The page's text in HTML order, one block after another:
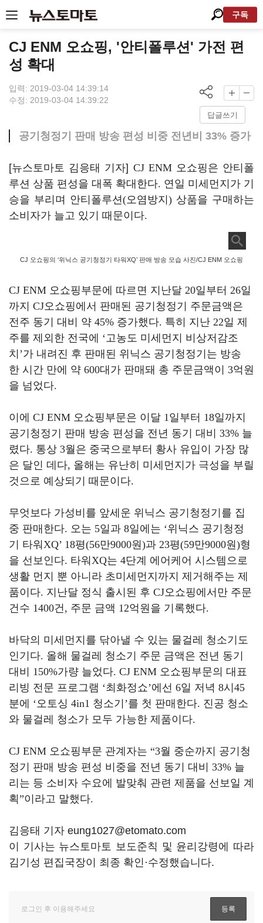
구독
CJ ENM 오쇼핑, '안티폴루션' 가전 편
성 확대
입력: 2019-03-04 14:39:14
수정: 2019-03-04 14:39:22
답글쓰기
공기청정기 판매 방송 편성 비중 전년비 33% 증가
[뉴스토마토 김응태 기자] CJ ENM 오쇼핑은 안티폴
루션 상품 편성을 대폭 확대한다. 연일 미세먼지가 기
승을 부리며 안티폴루션(오염방지 ) 상품을 구매하는
소비자가 늘고 있기 때문이다.
CJ 오쇼핑의 ‘위닉스 공기청정기 타워XQ’ 판매 방송 모습 사진/CJ ENM 오쇼핑
CJ ENM 오쇼핑부문에 따르면 지난달 20일부터 26일
까지 CJ오쇼핑에서 판매된 공기청정기 주문금액은
전주 동기 대비 약 45% 증가했다. 특히 지난 22일 제
주를 제외한 전국에 ‘고농도 미세먼지 비상저감조
치 ’가 내려진 후 판매된 위닉스 공기청정기는 방송
한 시간 만에 약 600대가 판매돼 총 주문금액이 3억원
을 넘었다.
이에 CJ ENM 오쇼핑부문은 이달 1일부터 18일까지
공기청정기 판매 방송 편성을 전년 동기 대비 33% 늘
렸다. 통상 3월은 중국으로부터 황사 유입이 가장 많
은 달인 데다, 올해는 유난히 미세먼지가 극성을 부릴
것으로 예상되기 때문이다.
무엇보다 가성비를 앞세운 위닉스 공기청정기를 집
중 판매한다. 오는 5일과 8일에는 ‘위닉스 공기청정
기 타워 XQ’ 18평(56만9000원)과 23평(59만9000원)형
을 선보인다. 타워 XQ는 4단계 에어케어 시스템으로
생활 먼지 뿐 아니라 초미세먼지까지 제거해주는 제
품이다. 지난달 정식 출시된 후 CJ오쇼핑에서만 주문
건수 1400건, 주문 금액 12억원을 기록했다.
바닥의 미세먼지를 닦아낼 수 있는 물걸레 청소기도
인기다. 올해 물걸레 청소기 주문 금액은 전년 동기
대비 150%가량 늘었다. CJ ENM 오쇼핑부문의 대표
리빙 전문 프로그램 ‘최화정쇼’에선 6일 저녁 8시 45
분에 ‘오토싱 4in1 청소기 ’를 첫 판매한다. 진공 청소
와 물걸레 청소가 모두 가능한 제품이다.
CJ ENM 오쇼핑부문 관계자는 “3월 중순까지 공기청
정기 판매 방송 편성 비중을 전년 동기 대비 33% 늘
리는 등 소비자 수요에 발맞춰 관련 제품을 선보일 계
획”이라고 말했다.
김응태 기자 eung1027@etomato.com
이 기사는 뉴스토마토 보도준칙 및 윤리강령에 따라
김기성 편집국장이 최종 확인·수정했습니다.